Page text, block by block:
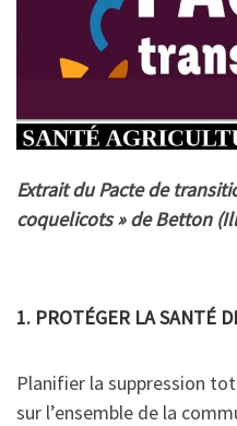
Extrait du Pacte de
coquelicots » de Betton
1. PROTÉGER LA SANTÉ
Planifier la suppression
sur l’ensemble de la